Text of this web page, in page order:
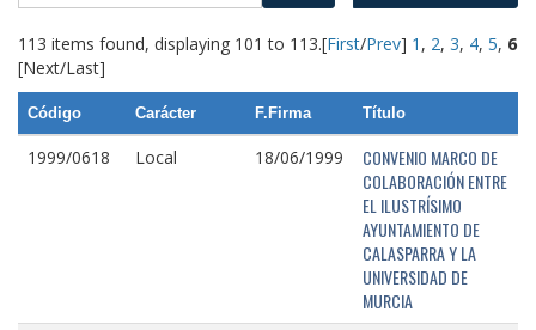
113 items found, displaying 101 to 113.[First/Prev] 1 , 2, 3, 4, 5, 6
[Next/Last]
Código Carácter F.Firma Título
1999/0618 Local 18/06/1999
CONVENIO MARCO DE
COLABORACIÓN ENTRE
EL ILUSTRÍSIMO
AYUNTAMIENTO DE
CALASPARRA Y LA
UNIVERSIDAD DE
MURCIA